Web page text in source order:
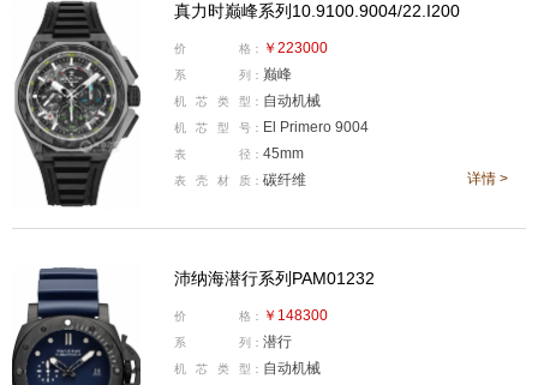
国内公价:￥191600
腕表直径:45毫米
机芯类型:自动机械
机芯型号:El Primero 9004
表壳材质:碳纤维-微喷砂钛金属
防水深度:200米
腕表点评：
真力时的DEFY EXTREME腕表，可以说是DE
FY系列表款升级版，外观上显眼，也更大更强调轮廓线
条及细节勾勒，今年年初LVMH钟表周上，品牌就发布了
第一款DEFY EXTREME系列碳纤维腕表。腕表采用碳纤
真力时巅峰系列10.9100.9004/22.I200
价 格： ￥223000
系 列： 巅峰
机 芯 类 型： 自动机械
机 芯 型 号： El Primero 9004
表 径： 45mm
表 壳 材 质： 碳纤维 详情 >
沛纳海潜行系列PAM01232
价 格： ￥148300
系 列： 潜行
机 芯 类 型： 自动机械